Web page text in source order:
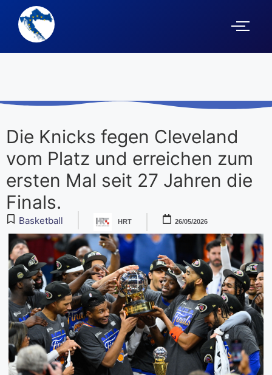
Die Knicks fegen Cleveland
vom Platz und erreichen zum
ersten Mal seit 27 Jahren die
Finals.
Basketball HRT 26/05/2026